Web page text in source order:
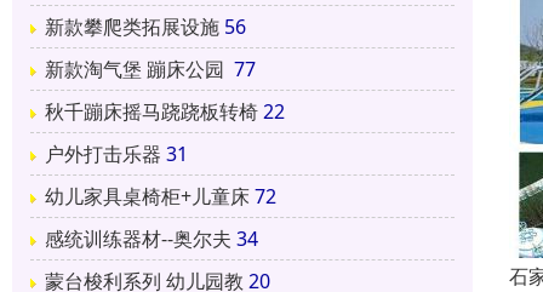
新款攀爬类拓展设施 56
新款淘气堡 蹦床公园 77
秋千蹦床摇马跷跷板转椅22
户外打击乐器 31
幼儿家具桌椅柜+儿童床72
感统训练器材--奥尔夫 34
蒙台梭利系列 幼儿园教 20
石